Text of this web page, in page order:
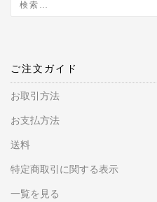
ご注文ガイド
お取引方法
お支払方法
送料
特定商取引に関する表示
一覧を見る